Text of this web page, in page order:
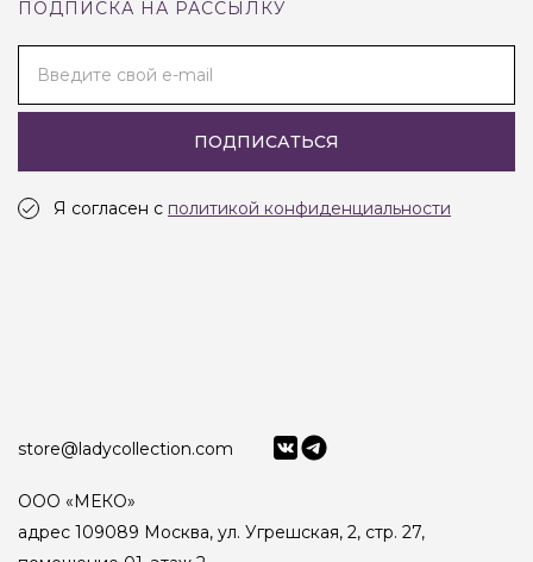
ПОДПИСКА НА РАССЫЛКУ
Введите свой e-mail
ПОДПИСАТЬСЯ
Я согласен с политикой конфиденциальности
store@ladycollection.com
ООО «МЕКО»
адрес 109089 Москва, ул. Угрешская, 2, стр. 27,